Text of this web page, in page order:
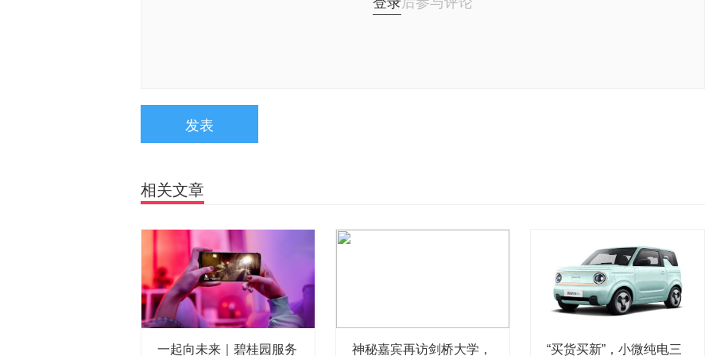
发表
相关文章
一起向未来｜碧桂园服务 神秘嘉宾再访剑桥大学， “买货买新”，小微纯电三